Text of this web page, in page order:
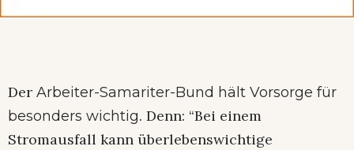
Der Arbeiter-Samariter-Bund hält Vorsorge für
besonders wichtig. Denn: “Bei einem
Stromausfall kann überlebenswichtige